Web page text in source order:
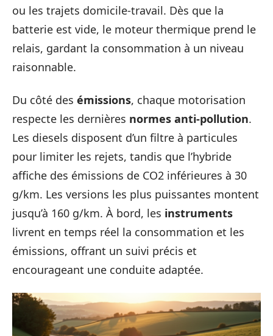
ou les trajets domicile-travail. Dès que la
batterie est vide, le moteur thermique prend le
relais, gardant la consommation à un niveau
raisonnable.
Du côté des émissions, chaque motorisation
respecte les dernières normes anti-pollution.
Les diesels disposent d’un filtre à particules
pour limiter les rejets, tandis que l’hybride
affiche des émissions de CO2 inférieures à 30
g/km. Les versions les plus puissantes montent
jusqu’à 160 g/km. À bord, les instruments
livrent en temps réel la consommation et les
émissions, offrant un suivi précis et
encourageant une conduite adaptée.